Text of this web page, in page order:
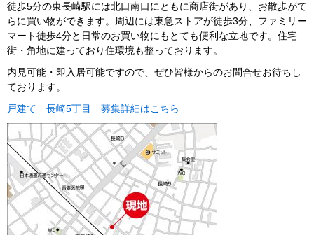
徒歩5分の東長崎駅には北口南口にともに商店街があり、お散歩がて
らに買い物ができます。周辺には東急ストアが徒歩3分、ファミリー
マート徒歩4分と日常のお買い物にもとても便利な立地です。住宅
街・角地に建っており住環境も整っております。
内見可能・即入居可能ですので、ぜひ皆様からのお問合せお待ちし
ております。
戸建て 長崎5丁目 募集詳細はこちら